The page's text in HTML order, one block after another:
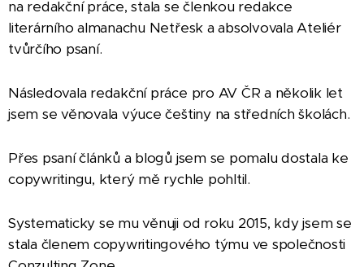
na redakční práce, stala se členkou redakce
literárního almanachu Netřesk a absolvovala Ateliér
tvůrčího psaní.
Následovala redakční práce pro AV ČR a několik let
jsem se věnovala výuce češtiny na středních školách.
Přes psaní článků a blogů jsem se pomalu dostala ke
copywritingu, který mě rychle pohltil.
Systematicky se mu věnuji od roku 2015, kdy jsem se
stala členem copywritingového týmu ve společnosti